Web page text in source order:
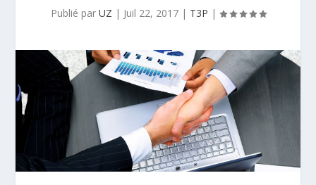
Publié par UZ | Juil 22, 2017| T3P |